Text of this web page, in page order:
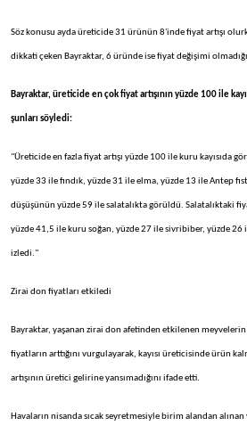
Söz konusu ayda üreticide 31 ürünün 8'inde fiyat artışı
dikkati çeken Bayraktar, 6 üründe ise fiyat değişimi
Bayraktar, üreticide en çok fiyat artışının yüzde 100 ile
şunları söyledi:
"Üreticide en fazla fiyat artışı yüzde 100 ile kuru kayısıda
yüzde 33 ile fındık, yüzde 31 ile elma, yüzde 13 ile Antep
düşüşünün yüzde 59 ile salatalıkta görüldü. Salatalıktaki
yüzde 41,5 ile kuru soğan, yüzde 27 ile sivribiber, yüzde
izledi."
Zirai don fiyatları etkiledi
Bayraktar, yaşanan zirai don afetinden etkilenen meyvelerin
fiyatların arttığını vurgulayarak, kayısı üreticisinde ürün
artışının üretici gelirine yansımadığını ifade etti.
Havaların nisanda sıcak seyretmesiyle birim alandan